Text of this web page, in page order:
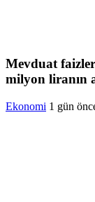
Mevduat
milyon liranın
Ekonomi 1 gün